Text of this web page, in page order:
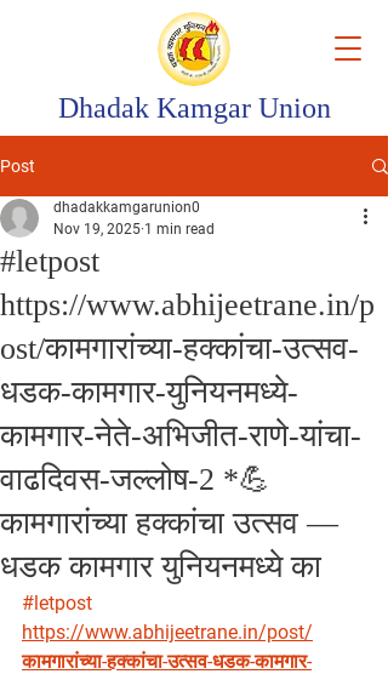
Dhadak Kamgar Union
Post
#letpost
https://www.abhijeetrane.in/p
ost/कामगारांच्या-हक्कांचा-उत्सव-
धडक-कामगार-युनियनमध्ये-
कामगार-नेते-अभिजीत-राणे-यांचा-
वाढदिवस-जल्लोष-2 *💪
कामगारांच्या हक्कांचा उत्सव —
धडक कामगार युनियनमध्ये का
dhadakkamgarunion0
Nov 19, 2025 1 min read
#letpost
https://www.abhijeetrane.in/post/
कामगारांच्या-हक्कांचा-उत्सव-धडक-कामगार-